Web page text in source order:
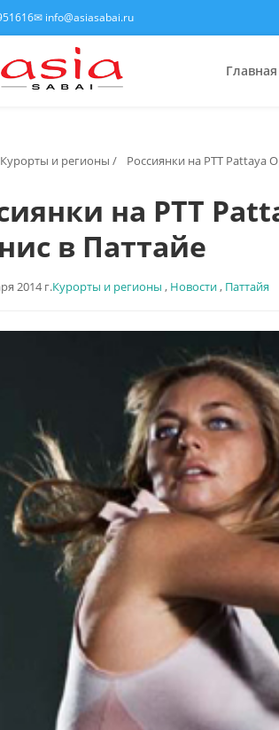
✉ info@asiasabai.ru
Главная
Курорты и регионы / Россиянки на PTT Pattaya
на PTT
в Паттайе
2014 г.Курорты и регионы , Новости, Паттайя